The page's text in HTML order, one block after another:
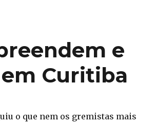
e
Curitiba
o que nem os gremistas mais